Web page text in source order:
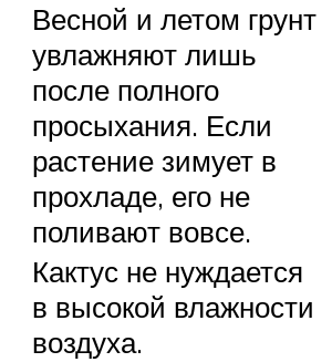
Весной и летом грунт
увлажняют лишь
после полного
просыхания. Если
растение зимует в
прохладе, его не
поливают вовсе.
Кактус не нуждается
в высокой влажности
воздуха.